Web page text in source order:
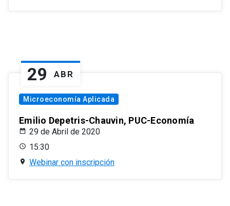
29 ABR
Microeconomía Aplicada
Emilio Depetris-Chauvin, PUC-Economía
29 de Abril de 2020
15:30
Webinar con inscripción